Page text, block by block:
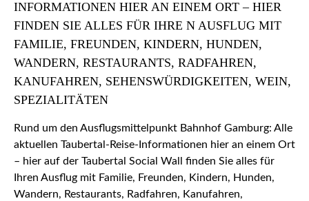
INFORMATIONEN HIER AN EINEM ORT – HIER
FINDEN SIE ALLES FÜR IHRE N AUSFLUG MIT
FAMILIE, FREUNDEN, KINDERN, HUNDEN,
WANDERN, RESTAURANTS, RADFAHREN,
KANUFAHREN, SEHENSWÜRDIGKEITEN, WEIN,
SPEZIALITÄTEN
Rund um den Ausflugsmittelpunkt Bahnhof Gamburg: Alle
aktuellen Taubertal-Reise-Informationen hier an einem Ort
– hier auf der Taubertal Social Wall finden Sie alles für
Ihren Ausflug mit Familie, Freunden, Kindern, Hunden,
Wandern, Restaurants, Radfahren, Kanufahren,